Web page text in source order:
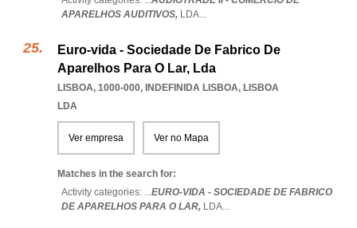
APARELHOS AUDITIVOS, LDA...
Euro-vida - Sociedade De Fabrico De
Aparelhos Para O Lar, Lda
LISBOA, 1000-000, INDEFINIDA LISBOA, LISBOA
LDA
Ver empresa Ver no Mapa
Matches in the search for:
Activity categories: ...EURO-VIDA - SOCIEDADE DE FABRICO
DE APARELHOS PARA O LAR, LDA...